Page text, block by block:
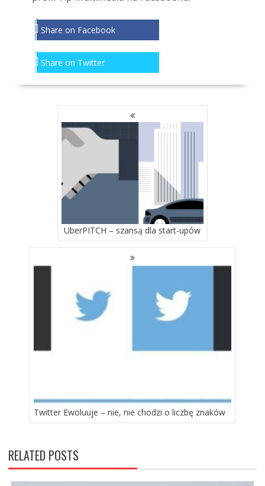
Share on Facebook
Share on Twitter
NAWIGACJA
UberPITCH – szansą dla start-upów
Twitter Ewoluuje – nie, nie chodzi o liczbę znaków
RELATED POSTS